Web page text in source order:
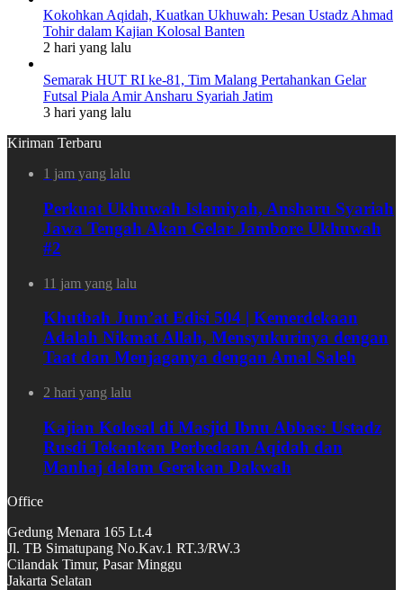
Kokohkan Aqidah, Kuatkan Ukhuwah: Pesan Ustadz Ahmad
Tohir dalam Kajian Kolosal Banten
2 hari yang lalu
Semarak HUT RI ke-81, Tim Malang Pertahankan Gelar
Futsal Piala Amir Ansharu Syariah Jatim
3 hari yang lalu
Kiriman Terbaru
1 jam yang lalu
Perkuat Ukhuwah Islamiyah, Ansharu Syariah
Jawa Tengah Akan Gelar Jambore Ukhuwah
#2
11 jam yang lalu
Khutbah Jum’at Edisi 504 | Kemerdekaan
Adalah Nikmat Allah, Mensyukurinya dengan
Taat dan Menjaganya dengan Amal Saleh
2 hari yang lalu
Kajian Kolosal di Masjid Ibnu Abbas: Ustadz
Rusdi Tekankan Perbedaan Aqidah dan
Manhaj dalam Gerakan Dakwah
Office
Gedung Menara 165 Lt.4
Jl. TB Simatupang No.Kav.1 RT.3/RW.3
Cilandak Timur, Pasar Minggu
Jakarta Selatan